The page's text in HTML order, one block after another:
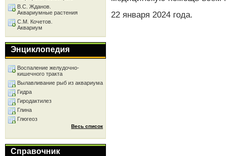
22 января 2024 года.
В.С. Жданов.
Аквариумные растения
С.М. Кочетов.
Аквариум
Энциклопедия
Воспаление желудочно-
кишечного тракта
Вылавливание рыб из аквариума
Гидра
Гиродактилез
Глина
Глюгеоз
Весь список
Справочник